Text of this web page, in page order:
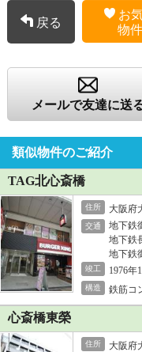
戻る
お
物
メールで友達に送
類似物件のご紹介
TAG北心斎橋
住所 大阪府
交通
地下
地下鉄
地下
竣工 1976年
構造 鉄筋コ
心斎橋東榮
住所 大阪府